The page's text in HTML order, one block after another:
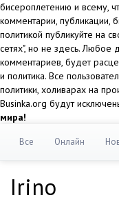
бисероплетению и всему,
комментарии, публикации,
политикой публикуйте на
сетях", но не здесь. Любое
комментариев, будет
и политика. Все
политики, холиварах на
Businka.org будут
мира!
Все Онлайн
Irino